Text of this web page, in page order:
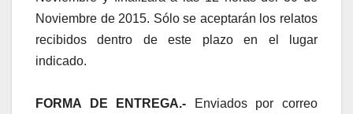
Noviembre de 2015. Sólo se aceptarán los relatos
recibidos dentro de este plazo en el lugar
indicado.
FORMA DE ENTREGA.-
Enviados por correo